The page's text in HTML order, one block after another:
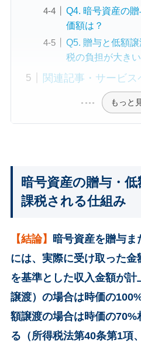
Q4. 暗号資産の
価額は？
Q5. 贈与と低額
税の負担が大きい
関連記事・サービス
もっと
暗号資産の贈与・
課税される仕組み
【結論】
暗号資産を贈与
には、実際に受け取った
を基準とした収入金額が
譲渡）の場合は時価の
額譲渡の場合は時価の
る（所得税法第40条第1項